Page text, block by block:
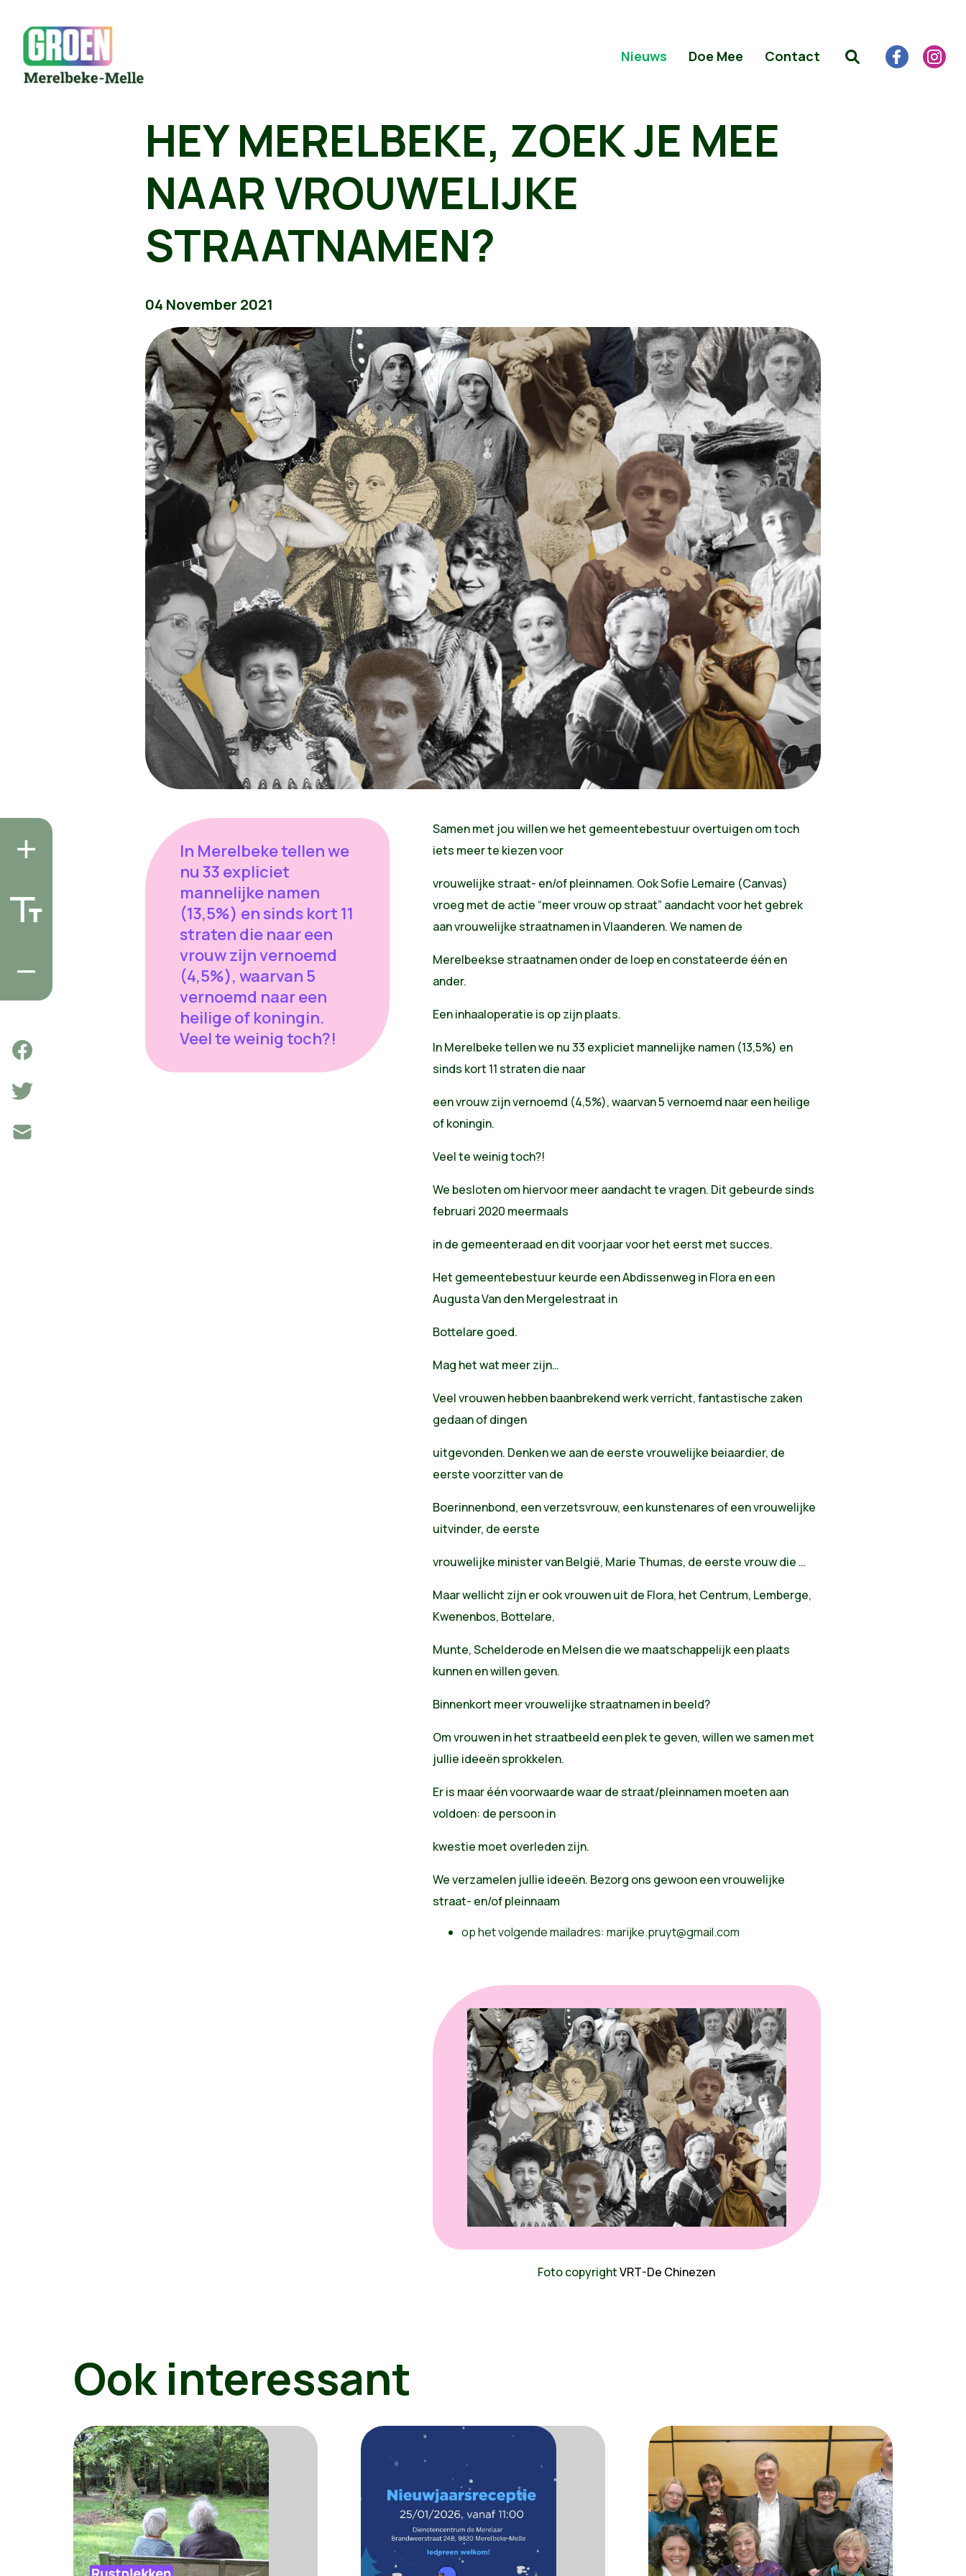
Nieuws Doe Mee Contact
HEY MERELBEKE, ZOEK JE MEE
NAAR VROUWELIJKE
STRAATNAMEN?
04 November 2021
In Merelbeke tellen we
nu 33 expliciet
mannelijke namen
(13,5%) en sinds kort 11
straten die naar een
vrouw zijn vernoemd
(4,5%), waarvan 5
vernoemd naar een
heilige of koningin.
Veel te weinig toch?!
Samen met jou willen we het gemeentebestuur overtuigen om toch
iets meer te kiezen voor
vrouwelijke straat- en/of pleinnamen. Ook Sofie Lemaire (Canvas)
vroeg met de actie “meer vrouw op straat” aandacht voor het gebrek
aan vrouwelijke straatnamen in Vlaanderen. We namen de
Merelbeekse straatnamen onder de loep en constateerde één en
ander.
Een inhaaloperatie is op zijn plaats.
In Merelbeke tellen we nu 33 expliciet mannelijke namen (13,5%) en
sinds kort 11 straten die naar
een vrouw zijn vernoemd (4,5%), waarvan 5 vernoemd naar een heilige
of koningin.
Veel te weinig toch?!
We besloten om hiervoor meer aandacht te vragen. Dit gebeurde sinds
februari 2020 meermaals
in de gemeenteraad en dit voorjaar voor het eerst met succes.
Het gemeentebestuur keurde een Abdissenweg in Flora en een
Augusta Van den Mergelestraat in
Bottelare goed.
Mag het wat meer zijn…
Veel vrouwen hebben baanbrekend werk verricht, fantastische zaken
gedaan of dingen
uitgevonden. Denken we aan de eerste vrouwelijke beiaardier, de
eerste voorzitter van de
Boerinnenbond, een verzetsvrouw, een kunstenares of een vrouwelijke
uitvinder, de eerste
vrouwelijke minister van België, Marie Thumas, de eerste vrouw die …
Maar wellicht zijn er ook vrouwen uit de Flora, het Centrum, Lemberge,
Kwenenbos, Bottelare,
Munte, Schelderode en Melsen die we maatschappelijk een plaats
kunnen en willen geven.
Binnenkort meer vrouwelijke straatnamen in beeld?
Om vrouwen in het straatbeeld een plek te geven, willen we samen met
jullie ideeën sprokkelen.
Er is maar één voorwaarde waar de straat/pleinnamen moeten aan
voldoen: de persoon in
kwestie moet overleden zijn.
We verzamelen jullie ideeën. Bezorg ons gewoon een vrouwelijke
straat- en/of pleinnaam
op het volgende mailadres: marijke.pruyt@gmail.com
Foto copyrightVRT-De Chinezen
Ook interessant